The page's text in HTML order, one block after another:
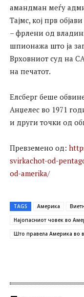
амандман меѓу
Тајмс, кој прв
– фрлени од
шпионажа што ја
Врховниот суд на
на печатот.
Елсберг беше
Анџелес во 1971
и други точки од
Превземено од:
svirkachot-od-
od-amerika/
TAGS Америка
Најопасниот човек во
Што правела Америка во